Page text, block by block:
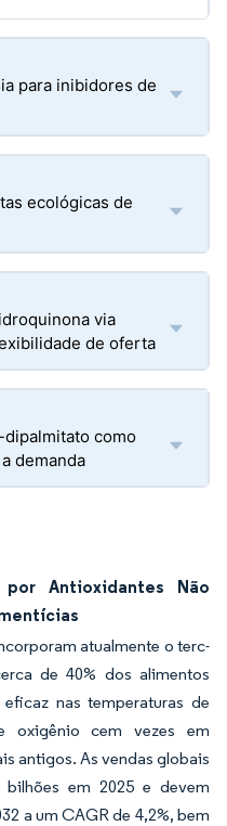
para inibidores de
ecológicas de
via
de oferta
como
demanda
Antioxidantes Não
atualmente o terc-
de 40% dos alimentos
nas temperaturas de
oxigênio cem vezes em
antigos. As vendas globais
em 2025 e devem
a um CAGR de 4,2%, bem